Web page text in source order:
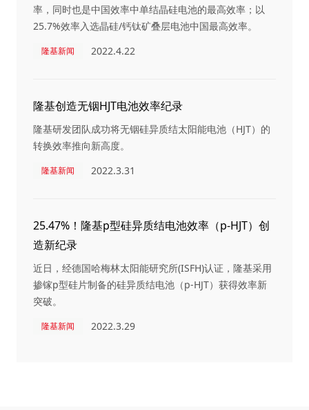
率，同时也是中国效率中单结晶硅电池的最高效率；以
25.7%效率入选晶硅/钙钛矿叠层电池中国最高效率。
隆基新闻 2022.4.22
隆基创造无铟HJT电池效率纪录
隆基研发团队成功将无铟硅异质结太阳能电池（HJT）的
转换效率推向新高度。
隆基新闻 2022.3.31
25.47%！隆基p型硅异质结电池效率（p-HJT）创
造新纪录
近日，经德国哈梅林太阳能研究所(ISFH)认证，隆基采用
掺镓p型硅片制备的硅异质结电池（p-HJT）获得效率新
突破。
隆基新闻 2022.3.29